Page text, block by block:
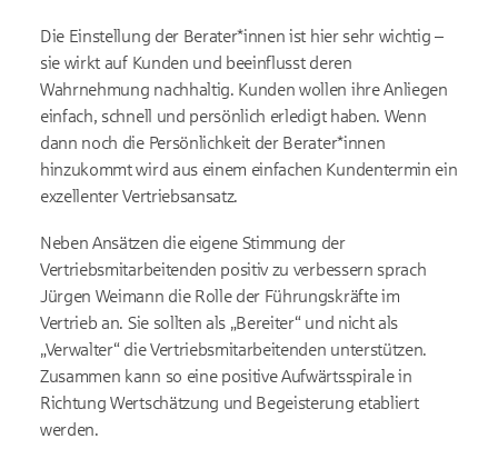
Die Einstellung der Berater*innen ist hier sehr wichtig –
sie wirkt auf Kunden und beeinflusst deren
Wahrnehmung nachhaltig. Kunden wollen ihre Anliegen
einfach, schnell und persönlich erledigt haben. Wenn
dann noch die Persönlichkeit der Berater*innen
hinzukommt wird aus einem einfachen Kundentermin ein
exzellenter Vertriebsansatz.
Neben Ansätzen die eigene Stimmung der
Vertriebsmitarbeitenden positiv zu verbessern sprach
Jürgen Weimann die Rolle der Führungskräfte im
Vertrieb an. Sie sollten als „Bereiter“ und nicht als
„Verwalter“ die Vertriebsmitarbeitenden unterstützen.
Zusammen kann so eine positive Aufwärtsspirale in
Richtung Wertschätzung und Begeisterung etabliert
werden.